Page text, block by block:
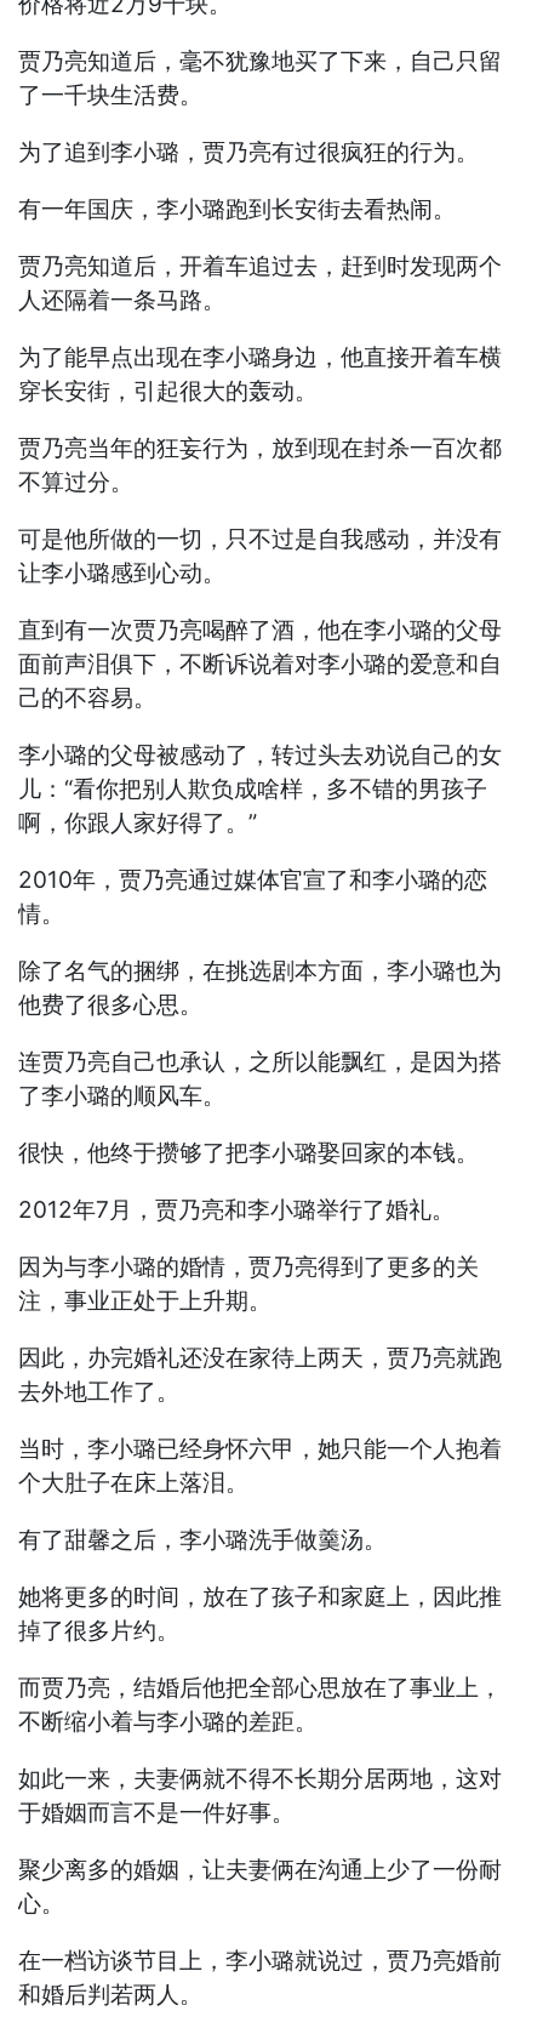
贾乃亮知道后，毫不犹豫地买了下来，自己只留
了一千块生活费。
为了追到李小璐，贾乃亮有过很疯狂的行为。
有一年国庆，李小璐跑到长安街去看热闹。
贾乃亮知道后，开着车追过去，赶到时发现两个
人还隔着一条马路。
为了能早点出现在李小璐身边，他直接开着车横
穿长安街，引起很大的轰动。
贾乃亮当年的狂妄行为，放到现在封杀一百次都
不算过分。
可是他所做的一切，只不过是自我感动，并没有
让李小璐感到心动。
直到有一次贾乃亮喝醉了酒，他在李小璐的父母
面前声泪俱下，不断诉说着对李小璐的爱意和自
己的不容易。
李小璐的父母被感动了，转过头去劝说自己的女
儿：“看你把别人欺负成啥样，多不错的男孩子
啊，你跟人家好得了。”
2010年，贾乃亮通过媒体官宣了和李小璐的恋
情。
除了名气的捆绑，在挑选剧本方面，李小璐也为
他费了很多心思。
连贾乃亮自己也承认，之所以能飘红，是因为搭
了李小璐的顺风车。
很快，他终于攒够了把李小璐娶回家的本钱。
2012年7月，贾乃亮和李小璐举行了婚礼。
因为与李小璐的婚情，贾乃亮得到了更多的关
注，事业正处于上升期。
因此，办完婚礼还没在家待上两天，贾乃亮就跑
去外地工作了。
当时，李小璐已经身怀六甲，她只能一个人抱着
个大肚子在床上落泪。
有了甜馨之后，李小璐洗手做羹汤。
她将更多的时间，放在了孩子和家庭上，因此推
掉了很多片约。
而贾乃亮，结婚后他把全部心思放在了事业上，
不断缩小着与李小璐的差距。
如此一来，夫妻俩就不得不长期分居两地，这对
于婚姻而言不是一件好事。
聚少离多的婚姻，让夫妻俩在沟通上少了一份耐
心。
在一档访谈节目上，李小璐就说过，贾乃亮婚前
和婚后判若两人。